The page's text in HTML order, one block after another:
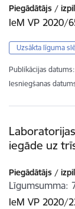
Piegādātājs /
IeM VP 2020/
Uzsākta līguma
Publikācijas datums:
Iesniegšanas
iegāde uz
Piegādātājs /
Līgumsumma
IeM VP 2020/